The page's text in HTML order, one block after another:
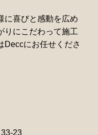
に喜びと感動を広め
りにこだわって施工
Deccにお任せくださ
23